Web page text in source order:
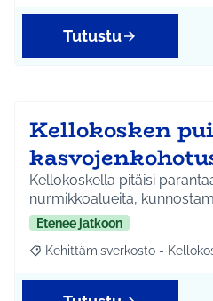
Tutustu
Kellokosken
Kellokoskella pitäisi
nurmikkoalueita,
Etenee jatkoon
Rajaa tulokset aihepiirin
Kehittämisverkosto -